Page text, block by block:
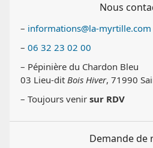
Nous
– informations@la-myrtille.com
– 06 32 23 02 00
– Pépinière du Chardon Bleu
03 Lieu-dit Bois Hiver, 71990
– Toujours venir sur RDV
Demande de